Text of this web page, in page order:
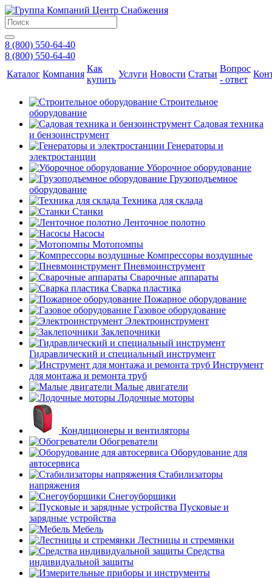
8 (800) 550-64-40
8 (800) 550-64-40
Каталог Компания
Как
купить
Услуги Новости Статьи
Вопрос
- ответ
Строительное
оборудование
Садовая техника
и бензоинструмент
Генераторы и
электростанции
Уборочное оборудование
Грузоподъемное
оборудование
Техника для склада
Станки
Ленточное полотно
Насосы
Мотопомпы
Компрессоры воздушные
Пневмоинструмент
Сварочные аппараты
Сварка пластика
Пожарное оборудование
Газовое оборудование
Электроинструмент
Заклепочники
Гидравлический и специальный инструмент
Инструмент
для монтажа и ремонта труб
Малые двигатели
Лодочные моторы
Кондиционеры и вентиляторы
Обогреватели
Оборудование для
автосервиса
Стабилизаторы
напряжения
Снегоуборщики
Пусковые и
зарядные устройства
Мебель
Лестницы и стремянки
Средства
индивидуальной защиты